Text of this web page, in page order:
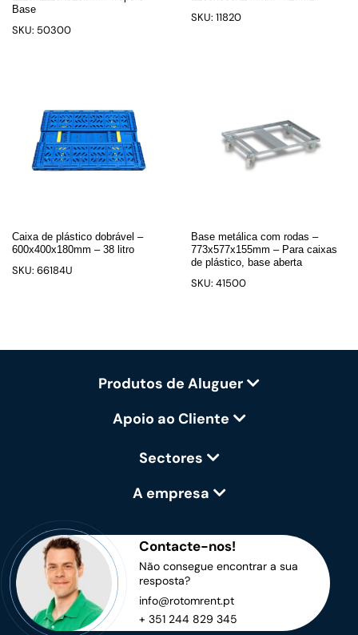
Base
SKU: 50300
SKU: 11820
Caixa de plástico dobrável –
600x400x180mm – 38 litro
SKU: 66184U
Base metálica com rodas –
773x577x155mm – Para caixas
de plástico, base aberta
SKU: 41500
Produtos de Aluguer
Apoio ao Cliente
Sectores
A empresa
Contacte-nos!
Não consegue encontrar a sua
resposta?
info@rotomrent.pt
+ 351 244 829 345